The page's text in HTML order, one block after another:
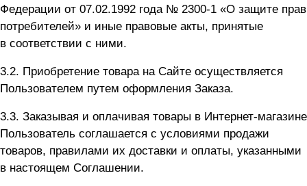
Федерации от 07.02.1992 года № 2300-1 «О защите прав
потребителей» и иные правовые акты, принятые
в соответствии с ними.
3.2. Приобретение товара на Сайте осуществляется
Пользователем путем оформления Заказа.
3.3. Заказывая и оплачивая товары в Интернет-магазине
Пользователь соглашается с условиями продажи
товаров, правилами их доставки и оплаты, указанными
в настоящем Соглашении.